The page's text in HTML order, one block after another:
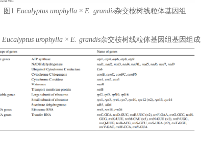
图1 Eucalyptus urophylla × E. grandis杂交桉树线粒体基因组
Eucalyptus urophylla × E. grandis杂交桉树线粒体基因组基因组成